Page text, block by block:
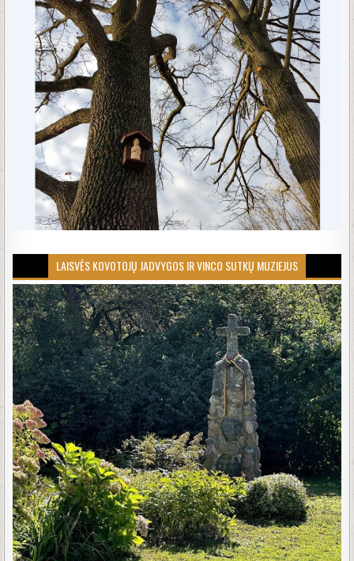
LAISVĖS KOVOTOJŲ JADVYGOS IR VINCO SUTKŲ MUZIEJUS